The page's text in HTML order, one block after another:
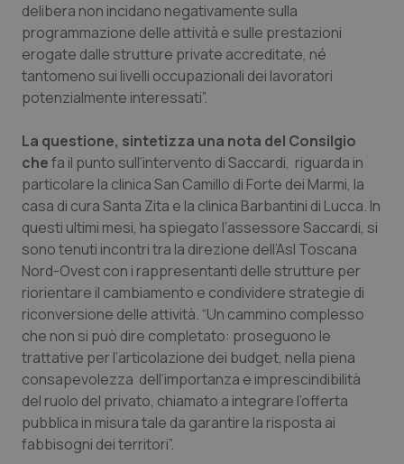
Umbria
Valle D’Aosta
Veneto
Oftalmologia
Oncodermatologia
Oncoematologia
Oncologia & Nutrizione
Psoriasi & pelle
Quotidiano Cardiologia
Quotidiano Chirurgia
Quotidiano Oncologia
Quotidiano Pediatria
Rene & patologie urogenitali
delibera non incidano negativamente sulla
programmazione delle attività e sulle prestazioni
erogate dalle strutture private accreditate, né
tantomeno sui livelli occupazionali dei lavoratori
potenzialmente interessati”.
La questione, sintetizza una nota del Consilgio
chefa il punto sull’intervento di Saccardi, riguarda in
particolare la clinica San Camillo di Forte dei Marmi, la
casa di cura Santa Zita e la clinica Barbantini di Lucca. In
questi ultimi mesi, ha spiegato l’assessore Saccardi, si
sono tenuti incontri tra la direzione dell’Asl Toscana
Nord-Ovest con i rappresentanti delle strutture per
riorientare il cambiamento e condividere strategie di
riconversione delle attività. “Un cammino complesso
che non si può dire completato: proseguono le
trattative per l’articolazione dei budget, nella piena
consapevolezza dell’importanza e imprescindibilità
del ruolo del privato, chiamato a integrare l’offerta
pubblica in misura tale da garantire la risposta ai
fabbisogni dei territori”.